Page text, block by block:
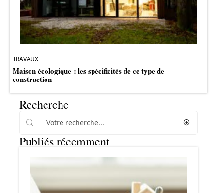
TRAVAUX
Maison écologique : les spécificités de ce type de
construction
Recherche
Publiés récemment